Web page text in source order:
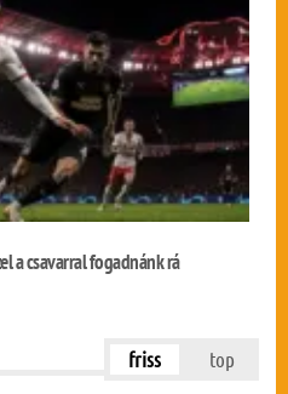
a csavarral fogadnánk rá
friss top